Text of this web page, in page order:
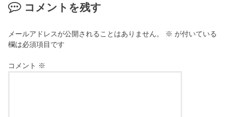
コメントを残す
メールアドレスが公開されることはありません。 ※ が付いている
欄は必須項目です
コメント ※